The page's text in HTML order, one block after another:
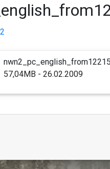
57,04MB - 26.02.2009